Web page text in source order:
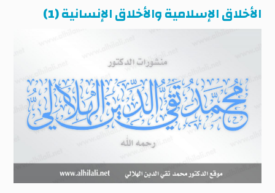
الأخلاق الإسلامية والأخلاق الإنسانية (1)